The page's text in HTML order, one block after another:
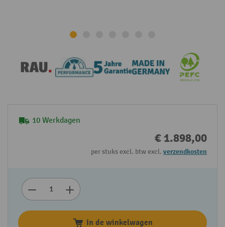
10 Werkdagen
€ 1.898,00
per stuks excl. btw excl. verzendkosten
In de winkelwagen